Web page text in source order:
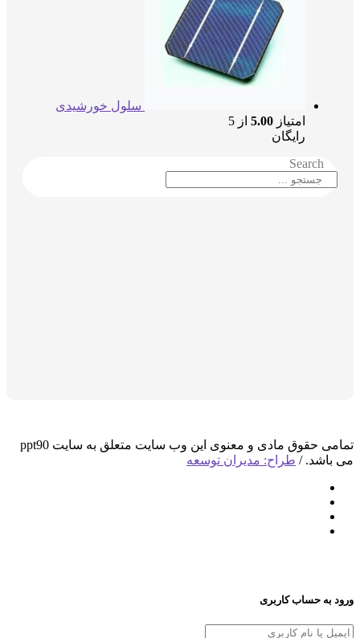
سلول خورشیدی
5.00از 5
تمامی حقوق مادی و معنوی این وب سایت متعلق به سایت ppt90
/ طراح: مدیران توسعه
حساب کاربری